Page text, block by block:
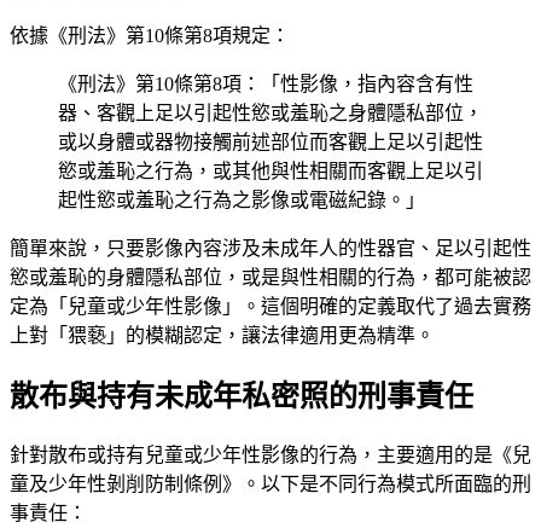
依據《刑法》第10條第8項規定：
《刑法》第10條第8項：「性影像，指內容含有性
器、客觀上足以引起性慾或羞恥之身體隱私部位，
或以身體或器物接觸前述部位而客觀上足以引起性
慾或羞恥之行為，或其他與性相關而客觀上足以引
起性慾或羞恥之行為之影像或電磁紀錄。」
簡單來說，只要影像內容涉及未成年人的性器官、足以引起性
慾或羞恥的身體隱私部位，或是與性相關的行為，都可能被認
定為「兒童或少年性影像」。這個明確的定義取代了過去實務
上對「猥褻」的模糊認定，讓法律適用更為精準。
散布與持有未成年私密照的刑事責任
針對散布或持有兒童或少年性影像的行為，主要適用的是《兒
童及少年性剝削防制條例》。以下是不同行為模式所面臨的刑
事責任：